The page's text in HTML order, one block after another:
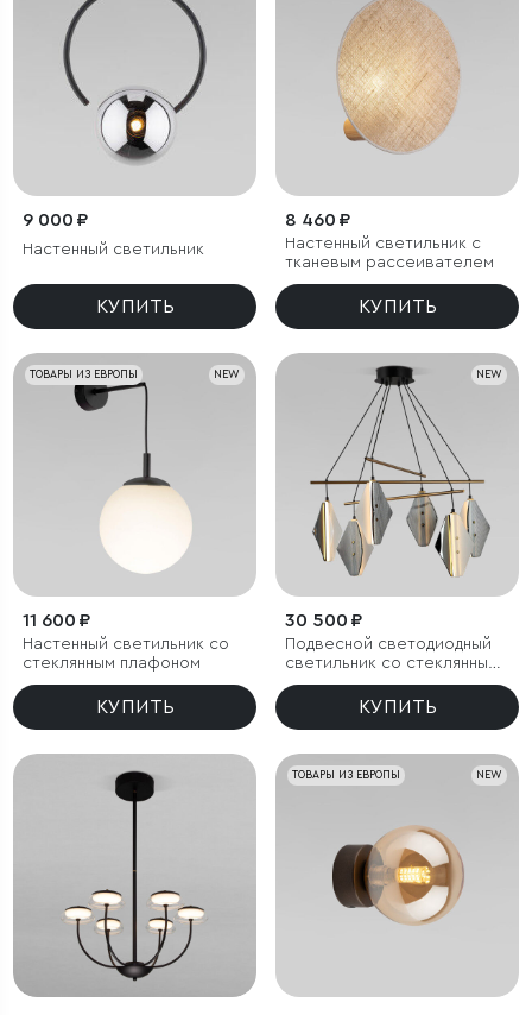
9 000 ₽
Настенный светильник
КУПИТЬ
8 460 ₽
Настенный светильник с
тканевым рассеивателем
КУПИТЬ
NEW
ТОВАРЫ ИЗ ЕВРОПЫ
11 600 ₽
Настенный светильник со
стеклянным плафоном
КУПИТЬ
NEW
30 500 ₽
Подвесной светодиодный
светильник со стеклянными
плафонами
КУПИТЬ
NEW
ТОВАРЫ ИЗ ЕВРОПЫ